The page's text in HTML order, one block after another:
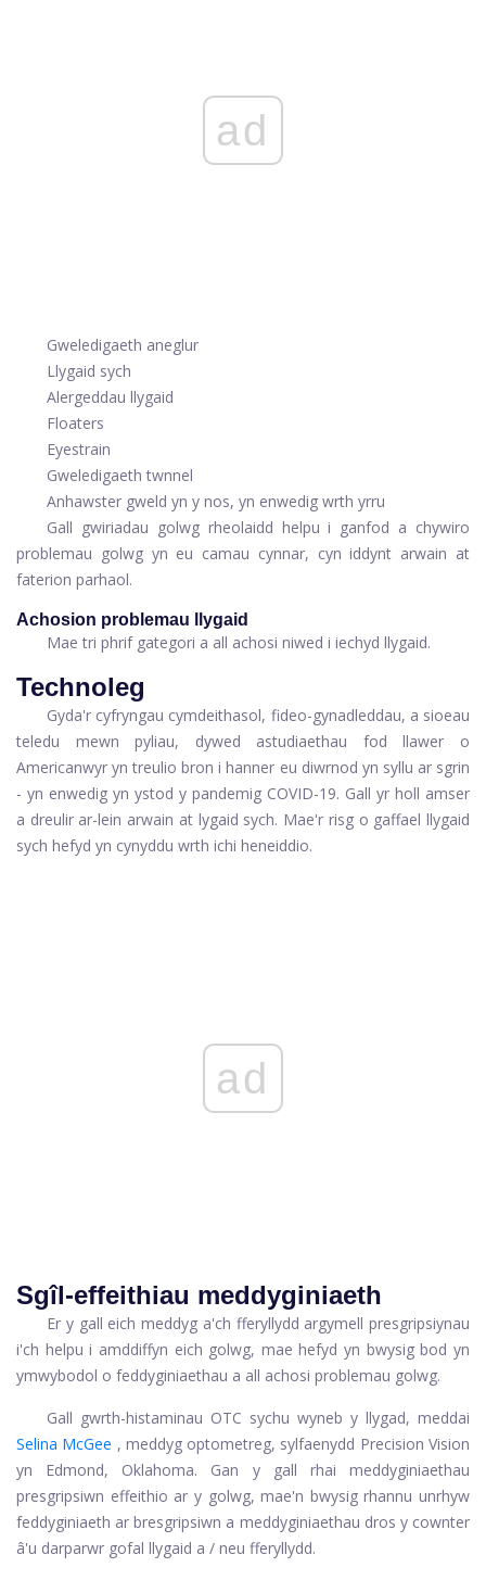
ad
Gweledigaeth aneglur
Llygaid sych
Alergeddau llygaid
Floaters
Eyestrain
Gweledigaeth twnnel
Anhawster gweld yn y nos, yn enwedig wrth yrru
Gall gwiriadau golwg rheolaidd helpu i ganfod a chywiro
problemau golwg yn eu camau cynnar, cyn iddynt arwain at
faterion parhaol.
Achosion problemau llygaid
Mae tri phrif gategori a all achosi niwed i iechyd llygaid.
Technoleg
Gyda'r cyfryngau cymdeithasol, fideo-gynadleddau, a sioeau
teledu mewn pyliau, dywed astudiaethau fod llawer o
Americanwyr yn treulio bron i hanner eu diwrnod yn syllu ar sgrin
- yn enwedig yn ystod y pandemig COVID-19. Gall yr holl amser
a dreulir ar-lein arwain at lygaid sych. Mae'r risg o gaffael llygaid
sych hefyd yn cynyddu wrth ichi heneiddio.
ad
Sgîl-effeithiau meddyginiaeth
Er y gall eich meddyg a'ch fferyllydd argymell presgripsiynau
i'ch helpu i amddiffyn eich golwg, mae hefyd yn bwysig bod yn
ymwybodol o feddyginiaethau a all achosi problemau golwg.
Gall gwrth-histaminau OTC sychu wyneb y llygad, meddai
Selina McGee , meddyg optometreg, sylfaenydd Precision Vision
yn Edmond, Oklahoma. Gan y gall rhai meddyginiaethau
presgripsiwn effeithio ar y golwg, mae'n bwysig rhannu unrhyw
feddyginiaeth ar bresgripsiwn a meddyginiaethau dros y cownter
â'u darparwr gofal llygaid a / neu fferyllydd.